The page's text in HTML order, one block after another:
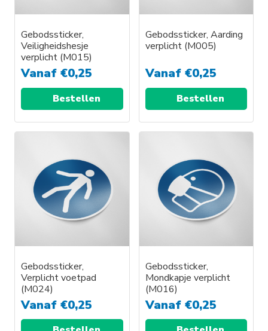
Gebodssticker,
Veiligheidshesje
verplicht (M015)
Vanaf €0,25
Bestellen
Gebodssticker, Aarding
verplicht (M005)
Vanaf €0,25
Bestellen
Gebodssticker,
Verplicht voetpad
(M024)
Vanaf €0,25
Gebodssticker,
Mondkapje verplicht
(M016)
Vanaf €0,25